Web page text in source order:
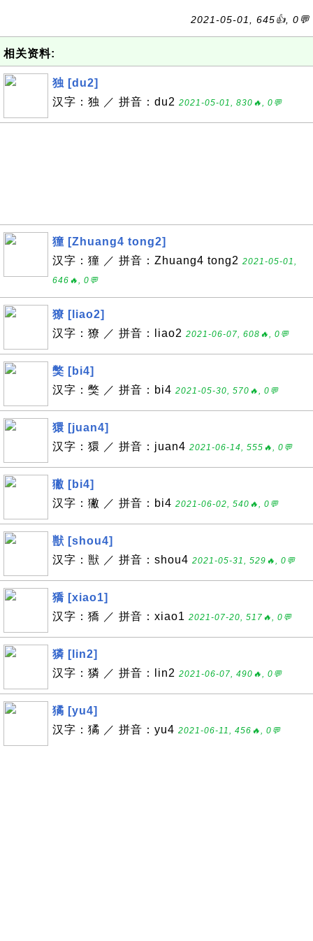
2021-05-01, 645👍, 0💬
相关资料:
独 [du2]
汉字：独 ／ 拼音：du2 2021-05-01, 830🔥, 0💬
獞 [Zhuang4 tong2]
汉字：獞 ／ 拼音：Zhuang4 tong2 2021-05-01,
646🔥, 0💬
獠 [liao2]
汉字：獠 ／ 拼音：liao2 2021-06-07, 608🔥, 0💬
獘 [bi4]
汉字：獘 ／ 拼音：bi4 2021-05-30, 570🔥, 0💬
獧 [juan4]
汉字：獧 ／ 拼音：juan4 2021-06-14, 555🔥, 0💬
獙 [bi4]
汉字：獙 ／ 拼音：bi4 2021-06-02, 540🔥, 0💬
獣 [shou4]
汉字：獣 ／ 拼音：shou4 2021-05-31, 529🔥, 0💬
獢 [xiao1]
汉字：獢 ／ 拼音：xiao1 2021-07-20, 517🔥, 0💬
獜 [lin2]
汉字：獜 ／ 拼音：lin2 2021-06-07, 490🔥, 0💬
獝 [yu4]
汉字：獝 ／ 拼音：yu4 2021-06-11, 456🔥, 0💬